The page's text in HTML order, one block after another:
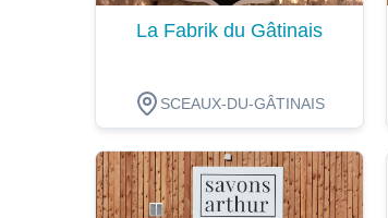
La Fabrik du Gâtinais
SCEAUX-DU-GÂTINAIS
Dégustation